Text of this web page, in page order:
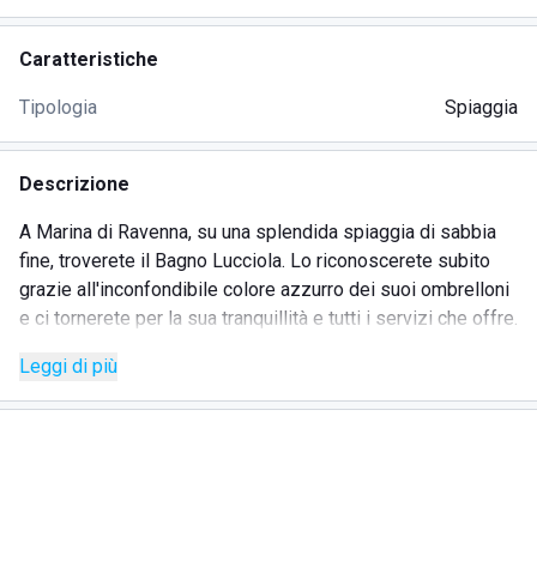
Caratteristiche
Tipologia Spiaggia
Descrizione
A Marina di Ravenna, su una splendida spiaggia di sabbia
fine, troverete il Bagno Lucciola. Lo riconoscerete subito
grazie all'inconfondibile colore azzurro dei suoi ombrelloni
e ci tornerete per la sua tranquillità e tutti i servizi che offre.
La spiaggia, ben curata e attrezzata con lettini, ombrelloni e
Wi-Fi, è già un invito al relax: mentre vi godete la pace
Leggi di più